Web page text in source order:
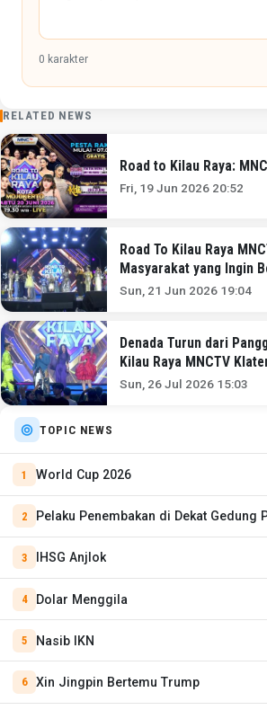
0 karakter
RELATED NEWS
Road to Kilau Raya:
Fri, 19 Jun 2026 20:52
Road To Kilau Raya
Masyarakat yang Ingin
Sun, 21 Jun 2026 19:04
Denada Turun dari
Kilau Raya MNCTV
Sun, 26 Jul 2026 15:03
TOPIC NEWS
World Cup 2026
Pelaku Penembakan di Dekat Gedung
IHSG Anjlok
Dolar Menggila
Nasib IKN
Xin Jingpin Bertemu Trump